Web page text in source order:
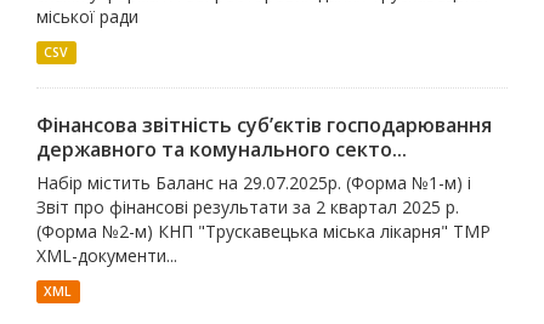
міської ради
CSV
Фінансова звітність суб’єктів господарювання
державного та комунального секто...
Набір містить Баланс на 29.07.2025р. (Форма №1-м) і
Звіт про фінансові результати за 2 квартал 2025 р.
(Форма №2-м) КНП "Трускавецька міська лікарня" ТМР
XML-документи...
XML